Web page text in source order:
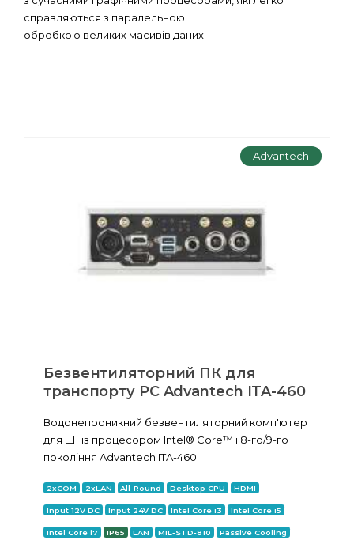
справляються з паралельною
обробкою великих масивів даних.
Advantech
Безвентиляторний ПК для
транспорту PC Advantech ITA-460
Водонепроникний безвентиляторний комп'ютер
для ШІ із процесором Intel® Core™ i 8-го/9-го
покоління Advantech ITA-460
2xCOM 2xLAN All-Round Desktop CPU HDMI
Input 12V DC Input 24V DC Intel Core i3 Intel Core i5
Intel Core i7 IP65 LAN MIL-STD-810 Passive Cooling